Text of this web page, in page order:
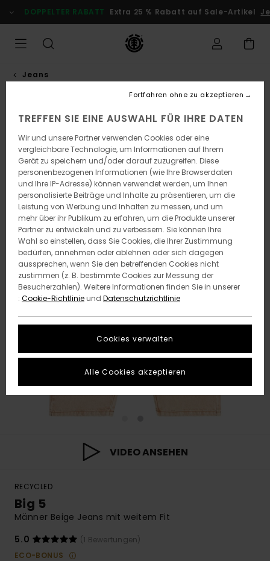
zur
Produktinformation
DOPPELTER RABATT Extra 25 % Rabatt auf Sale-Artikel
Jeans
VIDEO ANSEHEN
RECYCLED
Big 5
Männer Beige Jeans mit weitem Fit
5.0
(1 Bewertungen)
ECO-BONUS
TREFFEN SIE EINE AUSWAHL FÜR IHRE DATEN
Wir und unsere Partner verwenden Cookies oder eine
vergleichbare Technologie, um Informationen auf Ihrem
Gerät zu speichern und/oder darauf zuzugreifen. Diese
personenbezogenen Informationen (wie Ihre Browserdaten
und Ihre IP-Adresse) können verwendet werden, um Ihnen
personalisierte Beiträge und Inhalte zu präsentieren, um die
Leistung von Werbung und Inhalten zu messen, und um
mehr über ihr Publikum zu erfahren, um die Produkte unserer
Partner zu entwickeln und zu verbessern. Sie können Ihre
Wahl so einstellen, dass Sie Cookies, die Ihrer Zustimmung
bedürfen, annehmen oder ablehnen oder sich dagegen
aussprechen, wenn Sie den betreffenden Cookies nicht
zustimmen (z. B. bestimmte Cookies zur Messung der
Besucherzahlen). Weitere Informationen finden Sie in unserer
: Cookie-Richtlinieund Datenschutzrichtlinie
Cookies verwalten
Fortfahren ohne zu akzeptieren
Alle Cookies akzeptieren